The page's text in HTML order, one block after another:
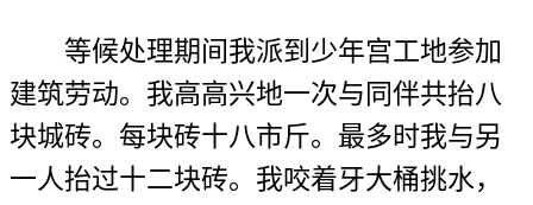
等候处理期间我派到少年宫工地参加
建筑劳动。我高高兴地一次与同伴共抬八
块城砖。每块砖十八市斤。最多时我与另
一人抬过十二块砖。我咬着牙大桶挑水，